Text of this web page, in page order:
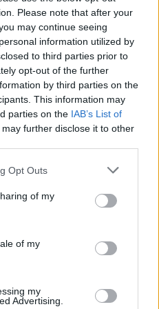
Please note that after your
may continue seeing
information utilized by
to third parties prior to
opt-out of the further
by third parties on the
This information may
parties on the IAB’s List of
may further disclose it to other
uses one or more Google
behaviour. You may click to
and its third-party tags to
purposes in below Google
Opt Outs
of my
of my
my
Advertising.
και, μετά την
οικατηγορούμενοιθα
η δικογραφία
δικαστικό συμβούλιο
Αγγλικών σε
σας